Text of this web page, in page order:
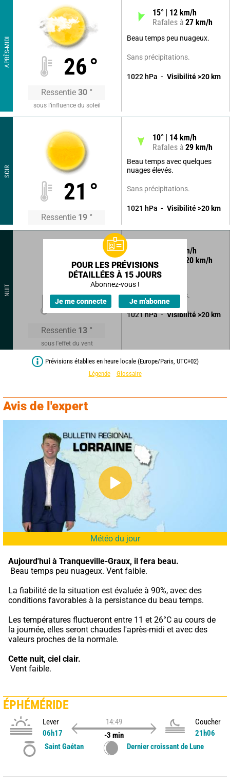
APRÈS-MIDI 26°
Ressentie 30 °
sous l’influence du soleil
15° 12 km/h
Rafales à 27 km/h
Beau temps peu nuageux.
Sans précipitations.
1022 hPa Visibilité >20 km
SOIR
21 °
Ressentie 19 °
10° 14 km/h
Rafales à 29 km/h
Beau temps avec quelques
nuages élevés.
Sans précipitations.
1021 hPa Visibilité >20 km
NUIT
15°
Ressentie 13 °
sous l'effet du vent
km/h
Rafales à
20 km/h
Ciel clair.
Sans précipitations.
1021hPa Visibilité >20 km
POUR LES PRÉVISIONS
DÉTAILLÉES À 15 JOURS
Abonnez-vous !
Je me connecte Je m'abonne
Prévisions établies en heure locale (Europe/Paris, UTC+02)
Légende
Glossaire
Avis de l'expert
Météo du jour
Aujourd'hui à Tranqueville-Graux, il fera beau.
Beau temps peu nuageux. Vent faible.
La fiabilité de la situation est évaluée à 90%, avec des
conditions favorables à la persistance du beau temps.
Les températures fluctueront entre 11 et 26°C au cours de
la journée, elles seront chaudes l'après-midi et avec des
valeurs proches de la normale.
Cette nuit, ciel clair.
Vent faible.
ÉPHÉMÉRIDE
Lever
06h17
14:49
-3 min
Coucher
21h06
Saint Gaétan
Dernier croissant de Lune